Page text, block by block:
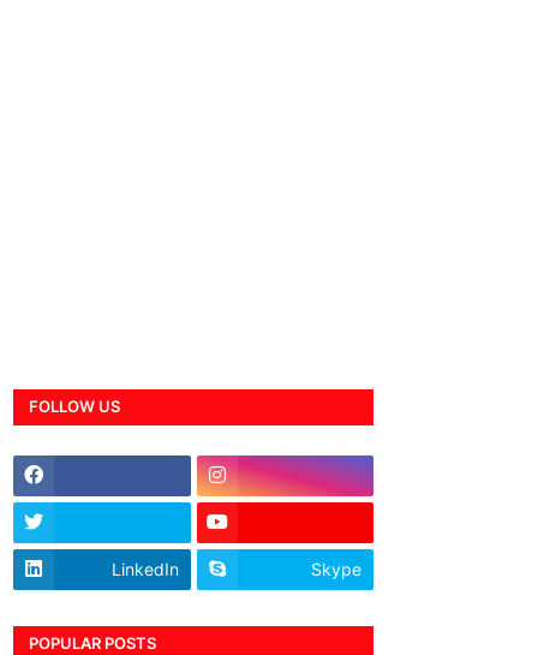
FOLLOW US
LinkedIn Skype
POPULAR POSTS